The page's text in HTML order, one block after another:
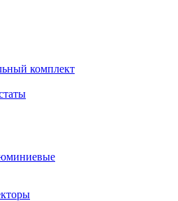
комплект